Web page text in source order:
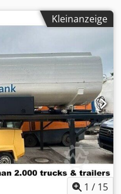
MIT SICHERHEITSGURT!
ZUBEHÖRANGABEN
und
Adjzpfmxsksa
Kleinanzeige
1 / 15